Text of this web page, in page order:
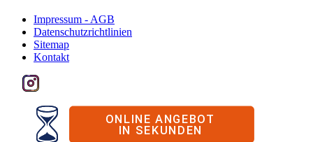
Impressum - AGB
Datenschutzrichtlinien
Sitemap
Kontakt